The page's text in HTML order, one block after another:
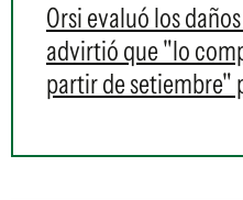
Orsi evaluó los
advirtió que "lo
partir de setiembre"